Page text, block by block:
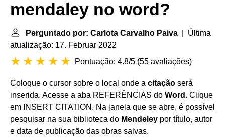
mendaley no word?
Perguntado por: Carlota Carvalho Paiva | Última
atualização: 17. Februar 2022
Pontuação: 4.8/5 (55 avaliações)
Coloque o cursor sobre o local onde a citação será
inserida. Acesse a aba REFERÊNCIAS do Word . Clique
em INSERT CITATION. Na janela que se abre, é possível
pesquisar na sua biblioteca do Mendeley por título, autor
e data de publicação das obras salvas.